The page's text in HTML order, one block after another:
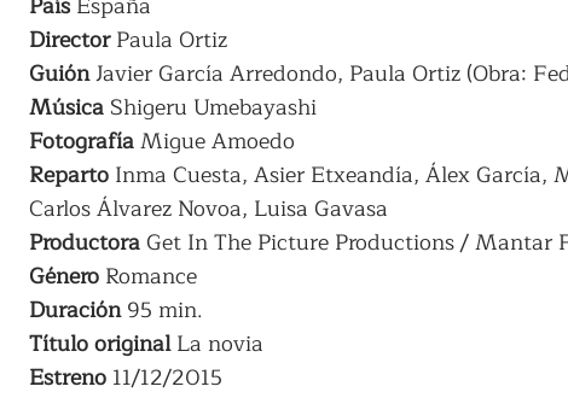
DirectorPaula Ortiz
GuiónJavier García Arredondo, Paula Ortiz (Obra:
Música Shigeru Umebayashi
FotografíaMigue Amoedo
Reparto Inma Cuesta, Asier Etxeandía, Álex García,
Carlos Álvarez Novoa, Luisa Gavasa
Productora Get In The Picture Productions / Mantar
Género Romance
Duración95 min.
TítulooriginalLa novia
Estreno 11/12/2015